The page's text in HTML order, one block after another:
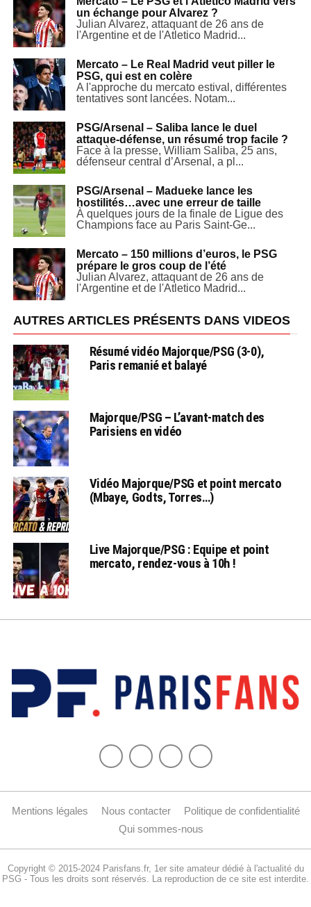
un échange pour Alvarez ?
Julian Alvarez, attaquant de 26 ans de
l'Argentine et de l'Atletico Madrid...
Mercato – Le Real Madrid veut piller le
PSG, qui est en colère
A l'approche du mercato estival, différentes
tentatives sont lancées. Notam...
PSG/Arsenal – Saliba lance le duel
attaque-défense, un résumé trop facile ?
Face à la presse, William Saliba, 25 ans,
défenseur central d’Arsenal, a pl...
PSG/Arsenal – Madueke lance les
hostilités…avec une erreur de taille
À quelques jours de la finale de Ligue des
Champions face au Paris Saint-Ge...
Mercato – 150 millions d’euros, le PSG
prépare le gros coup de l’été
Julian Alvarez, attaquant de 26 ans de
l'Argentine et de l'Atletico Madrid...
AUTRES ARTICLES PRÉSENTS DANS VIDEOS
Résumé vidéo Majorque/PSG (3-0),
Paris remanié et balayé
Majorque/PSG – L’avant-match des
Parisiens en vidéo
Vidéo Majorque/PSG et point mercato
(Mbaye, Godts, Torres…)
Live Majorque/PSG : Equipe et point
mercato, rendez-vous à 10h !
Mentions légales Nous contacter
Politique de confidentialité
Qui sommes-nous
Copyright © 2015-2024 Parisfans.fr, 1er site amateur dédié à l'actualité du
PSG - Tous les droits sont réservés. La reproduction de ce site est interdite.